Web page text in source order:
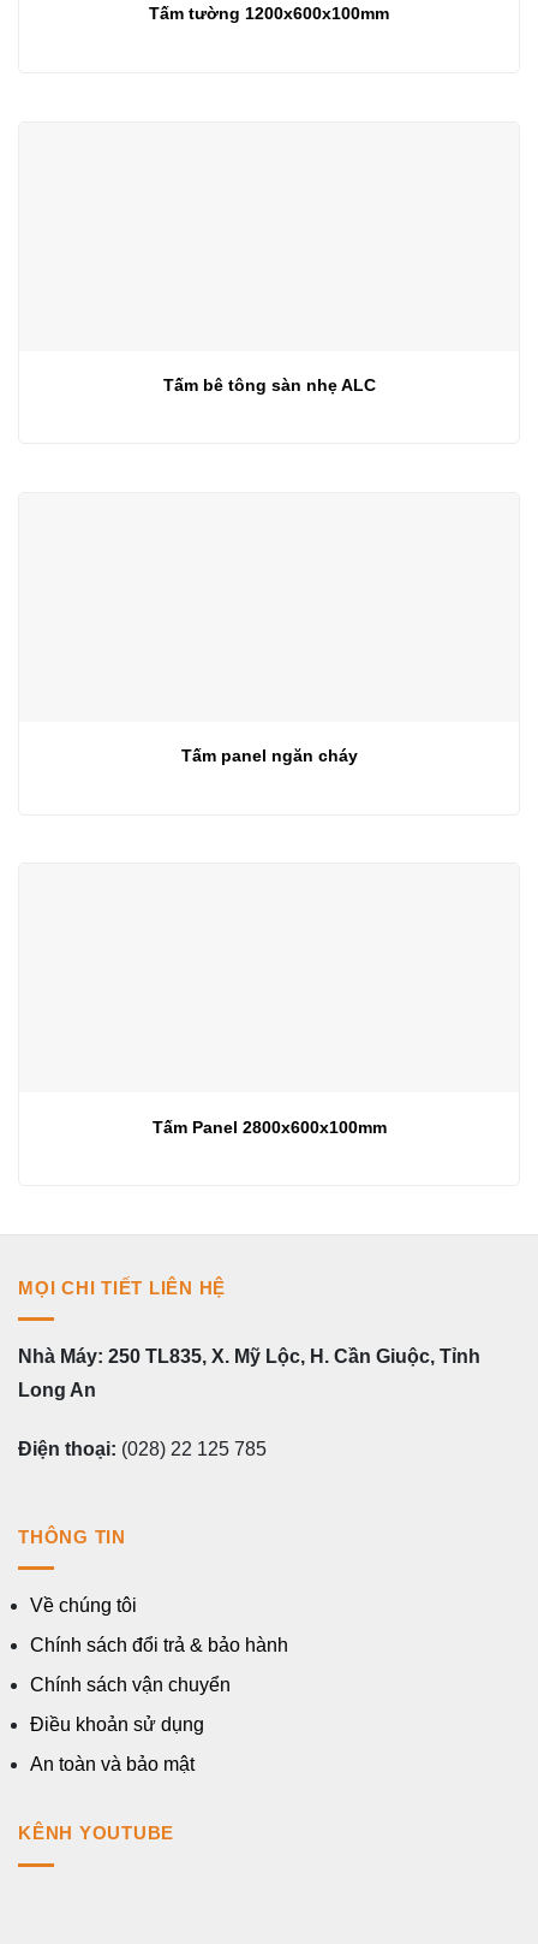
Tấm tường 1200x600x100mm
Tấm bê tông sàn nhẹ ALC
Tấm panel ngăn cháy
Tấm Panel 2800x600x100mm
MỌI CHI TIẾT LIÊN HỆ
Nhà Máy: 250 TL835, X. Mỹ Lộc, H. Cần Giuộc, Tỉnh
Long An
Điện thoại: (028) 22 125 785
THÔNG TIN
Về chúng tôi
Chính sách đổi trả & bảo hành
Chính sách vận chuyển
Điều khoản sử dụng
An toàn và bảo mật
KÊNH YOUTUBE